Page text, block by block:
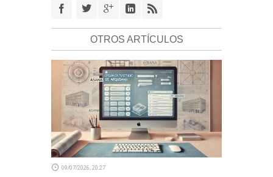
OTROS ARTÍCULOS
09/07/2026, 20:27